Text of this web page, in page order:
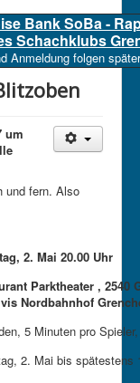
Bank SoBa -
Schachklubs
Anmeldung folgen
um
und fern. Also
2. Mai 20.00 Uhr
Parktheater , 2540
Nordbahnhof
5 Minuten pro
2. Mai bis spätestens